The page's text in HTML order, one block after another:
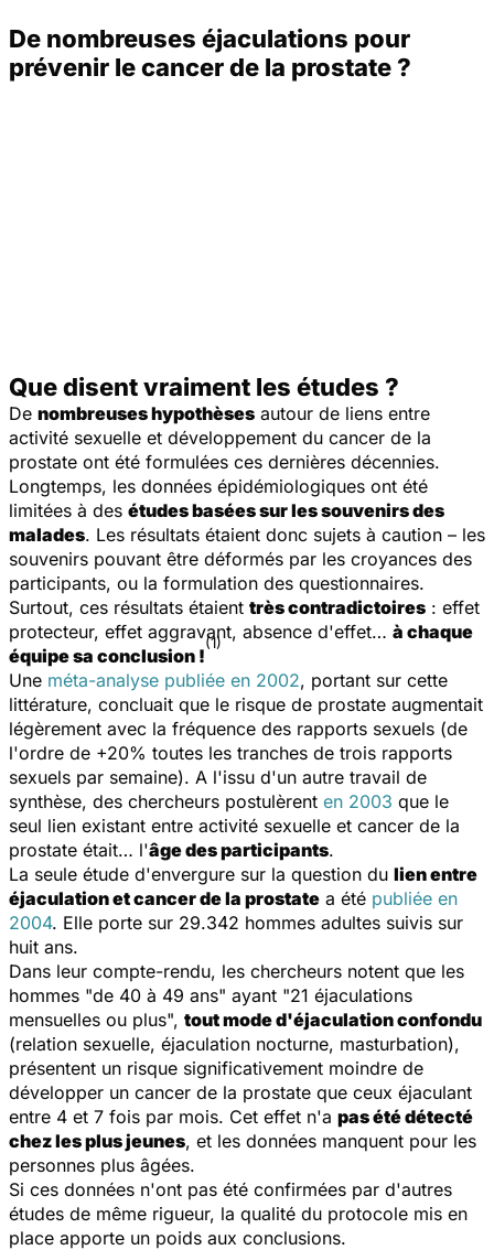
De nombreuses éjaculations pour
prévenir le cancer de la prostate ?
Que disent vraiment les études ?
De nombreuses hypothèses autour de liens entre
activité sexuelle et développement du cancer de la
prostate ont été formulées ces dernières décennies.
Longtemps, les données épidémiologiques ont été
limitées à des études basées sur les souvenirs des
malades. Les résultats étaient donc sujets à caution – les
souvenirs pouvant être déformés par les croyances des
participants, ou la formulation des questionnaires.
Surtout, ces résultats étaient très contradictoires : effet
protecteur, effet aggravant, absence d'effet… à chaque
équipe sa conclusion !
(1)
Une méta-analyse publiée en 2002, portant sur cette
littérature, concluait que le risque de prostate augmentait
légèrement avec la fréquence des rapports sexuels (de
l'ordre de +20% toutes les tranches de trois rapports
sexuels par semaine). A l'issu d'un autre travail de
synthèse, des chercheurs postulèrent en 2003 que le
seul lien existant entre activité sexuelle et cancer de la
prostate était… l'âge des participants.
La seule étude d'envergure sur la question du lien entre
éjaculation et cancer de la prostate a été publiée en
2004. Elle porte sur 29.342 hommes adultes suivis sur
huit ans.
Dans leur compte-rendu, les chercheurs notent que les
hommes "de 40 à 49 ans" ayant "21 éjaculations
mensuelles ou plus", tout mode d'éjaculation confondu
(relation sexuelle, éjaculation nocturne, masturbation),
présentent un risque significativement moindre de
développer un cancer de la prostate que ceux éjaculant
entre 4 et 7 fois par mois. Cet effet n'a pas été détecté
chez les plus jeunes, et les données manquent pour les
personnes plus âgées.
Si ces données n'ont pas été confirmées par d'autres
études de même rigueur, la qualité du protocole mis en
place apporte un poids aux conclusions.